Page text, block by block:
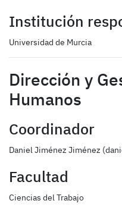
Institución
Universidad de Murcia
Dirección y
Humanos
Coordinador
Daniel Jiménez Jiménez
Facultad
Ciencias del Trabajo